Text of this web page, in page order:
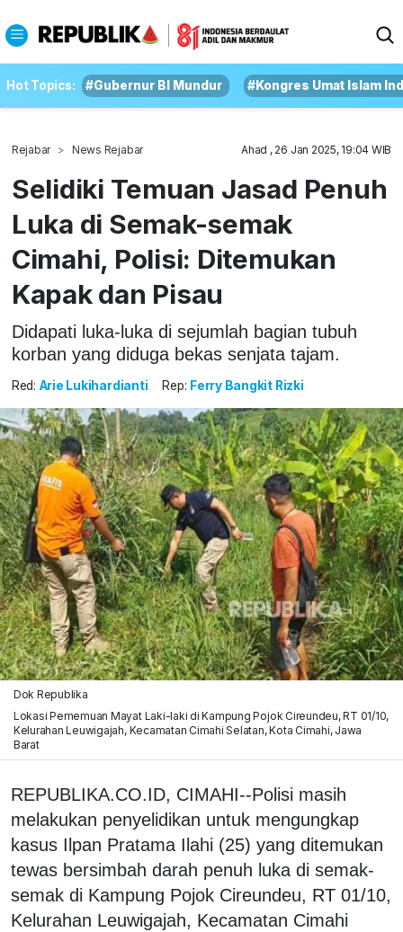
Hot Topics: #Gubernur BI Mundur #Kongres Umat Islam
Rejabar News Rejabar Ahad , 26 Jan 2025, 19:04 WIB
Selidiki Temuan Jasad Penuh
Luka di Semak-semak
Cimahi, Polisi: Ditemukan
Kapak dan Pisau
Didapati luka-luka di sejumlah bagian tubuh
korban yang diduga bekas senjata tajam.
Red: Arie Lukihardianti Rep: Ferry Bangkit Rizki
Dok Republika
Lokasi Pememuan Mayat Laki-laki di Kampung Pojok Cireundeu, RT 01/10,
Kelurahan Leuwigajah, Kecamatan Cimahi Selatan, Kota Cimahi, Jawa
Barat
REPUBLIKA.CO.ID, CIMAHI--Polisi masih
melakukan penyelidikan untuk mengungkap
kasus Ilpan Pratama Ilahi (25) yang ditemukan
tewas bersimbah darah penuh luka di semak-
semak di Kampung Pojok Cireundeu, RT 01/10,
Kelurahan Leuwigajah, Kecamatan Cimahi